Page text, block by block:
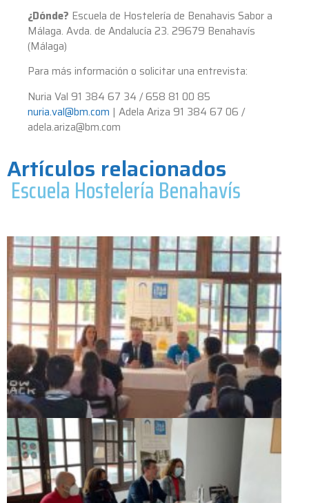
¿Dónde? Escuela de Hostelería de Benahavis Sabor a
Málaga. Avda. de Andalucía 23. 29679 Benahavís
(Málaga)
Para más información o solicitar una entrevista:
Nuria Val 91 384 67 34 / 658 81 00 85
nuria.val@bm.com | Adela Ariza 91 384 67 06 /
adela.ariza@bm.com
Artículos relacionados
Escuela Hostelería Benahavís